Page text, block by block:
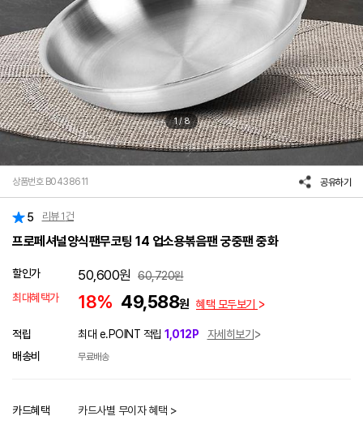
1/8
상품번호 B0438611 공유하기
5 리뷰 1건
프로페셔널양식팬무코팅 14 업소용볶음팬 궁중팬 중화
할인가 50,600원 60,720원
최대혜택가
18% 49,588원 혜택 모두보기
적립 최대 e.POINT 적립 1,012P
자세히보기
배송비
무료배송
카드혜택 카드사별 무이자 혜택 >